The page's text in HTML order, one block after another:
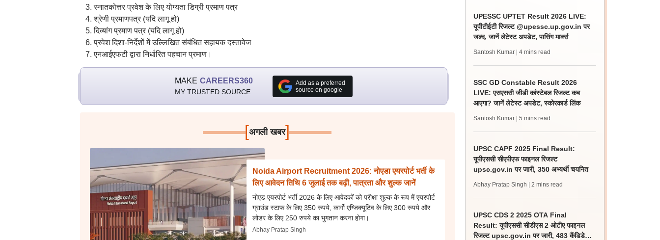
स्नातकोत्तर प्रवेश के लिए योग्यता डिग्री प्रमाण पत्र
श्रेणी प्रमाणपत्र (यदि लागू हो)
दिव्यांग प्रमाण पत्र (यदि लागू हो)
प्रवेश दिशा-निर्देशों में उल्लिखित संबंधित सहायक दस्तावेज
एनआईएफटी द्वारा निर्धारित पहचान प्रमाण।
MAKE CAREERS360
MY TRUSTED SOURCE
Add as a preferred
source on google
[अगली खबर]
Noida Airport Recruitment 2026: नोएडा एयरपोर्ट भर्ती के
लिए आवेदन तिथि 6 जुलाई तक बढ़ी, पात्रता और शुल्क जानें
नोएड एयरपोर्ट भर्ती 2026 के लिए आवेदकों को परीक्षा शुल्क के रूप में एयरपोर्ट
ग्राउंड स्टाफ के लिए 350 रुपये, कार्गो एग्जिक्यूटिव के लिए 300 रुपये और
लोडर के लिए 250 रुपये का भुगतान करना होगा।
Abhay Pratap Singh
UPESSC UPTET Result 2026 LIVE:
यूपीटीईटी रिजल्ट @upessc.up.gov.in पर
जल्द, जानें लेटेस्ट अपडेट, पासिंग मार्क्स
Santosh Kumar | 4 mins read
SSC GD Constable Result 2026
LIVE: एसएससी जीडी कांस्टेबल रिजल्ट कब
आएगा? जानें लेटेस्ट अपडेट, स्कोरकार्ड लिंक
Santosh Kumar | 5 mins read
UPSC CAPF 2025 Final Result:
यूपीएससी सीएपीएफ फाइनल रिजल्ट
upsc.gov.in पर जारी, 350 अभ्यर्थी चयनित
Abhay Pratap Singh | 2 mins read
UPSC CDS 2 2025 OTA Final
Result: यूपीएससी सीडीएस 2 ओटीए फाइनल
रिजल्ट upsc.gov.in पर जारी, 483 कैंडिडेट